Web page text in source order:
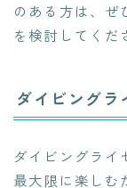
のある方は、ぜ
を検討してくだ
ダイビング
ダイビングライ
最大限に楽しむ